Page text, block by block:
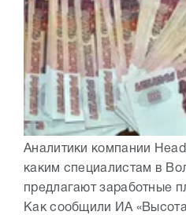
Аналитики компании
каким специалистам в
предлагают заработные
Как сообщили ИА